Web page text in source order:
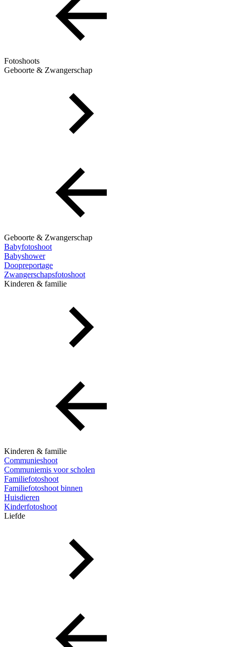
Fotoshoots
Geboorte & Zwangerschap
Geboorte & Zwangerschap
Babyfotoshoot
Babyshower
Doopreportage
Zwangerschapsfotoshoot
Kinderen & familie
Kinderen & familie
Communieshoot
Communiemis voor scholen
Familiefotoshoot
Familiefotoshoot binnen
Huisdieren
Kinderfotoshoot
Liefde